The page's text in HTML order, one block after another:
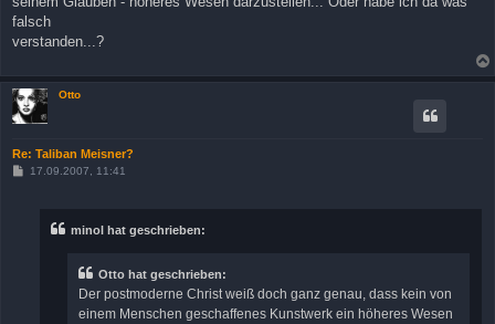
falsch
verstanden...?
Otto
Re: Taliban Meisner?
B17.09.2007, 11:41
minol hat geschrieben:
Otto hat geschrieben:
Der postmoderne Christ weiß doch ganz genau, dass kein von
einem Menschen geschaffenes Kunstwerk ein höheres Wesen